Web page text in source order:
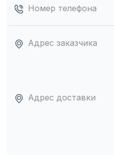
Номер телефона
Адрес заказчика
Адрес доставки